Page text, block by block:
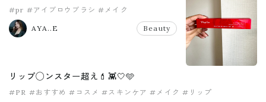
ツも！
#pr #アイブロウブラシ #メイク
AYA..E Beauty
リップ◯ンスター超え💄👾🤍🩵
#PR #おすすめ #コスメ #スキンケア #メイク #リップ